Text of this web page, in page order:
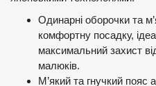
Одинарні оборочки та
комфортну посадку,
максимальний захист
малюків.
М’який та гнучкий пояс